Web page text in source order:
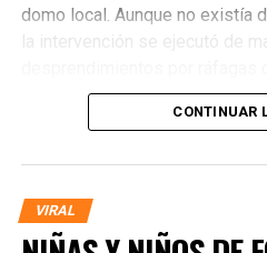
domo local. Aunque no existía
la intervención se ejecutó de
se atendieron solicitudes de
ramas y troncos cercanos a
CONTINUAR
VIRAL